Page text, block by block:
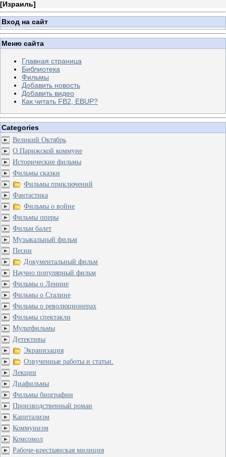
[Израиль]
Вход на сайт
Меню сайта
Главная страница
Библиотека
Фильмы
Добавить новость
Добавить видео
Как читать FB2, EBUP?
Categories
Великий Октябрь
О Парижской коммуне
Исторические фильмы
Фильмы сказки
Фильмы приключений
Фантастика
Фильмы о войне
Фильмы оперы
Фильм балет
Музыкальный фильм
Песни
Документальный фильм
Научно популярный фильм
Фильмы о Ленине
Фильмы о Сталине
Фильмы о революционерах
Фильмы спектакли
Мультфильмы
Детективы
Экранизация
Озвученные работы и статьи.
Лекции
Диафильмы
Фильмы биографии
Производственный роман
Капитализм
Коммунизм
Комсомол
Рабоче-крестьянская милиция